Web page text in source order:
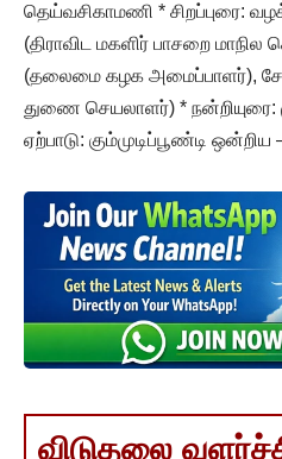
தெய்வசிகாமணி * சிறப்புரை:
(திராவிட மகளிர் பாசறை
(தலைமை கழக அமைப்பாளர்),
துணை செயலாளர்) * நன்றியுரை:
ஏற்பாடு: கும்முடிப்பூண்டி
விடுதலை